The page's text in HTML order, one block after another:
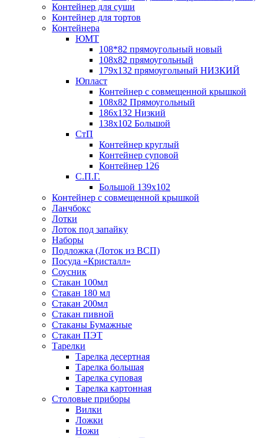
Контейнер для суши
Контейнер для тортов
Контейнера
ЮМТ
108*82 прямоугольный новый
108х82 прямоугольный
179х132 прямоугольный НИЗКИЙ
Юпласт
Контейнер с совмещенной крышкой
108х82 Прямоугольный
186х132 Низкий
138х102 Большой
СтП
Контейнер круглый
Контейнер суповой
Контейнер 126
С.П.Г.
Большой 139х102
Контейнер с совмещенной крышкой
Ланчбокс
Лотки
Лоток под запайку
Наборы
Подложка (Лоток из ВСП)
Посуда «Кристалл»
Соусник
Стакан 100мл
Стакан 180 мл
Стакан 200мл
Стакан пивной
Стаканы Бумажные
Стакан ПЭТ
Тарелки
Тарелка десертная
Тарелка большая
Тарелка суповая
Тарелка картонная
Столовые приборы
Вилки
Ложки
Ножи